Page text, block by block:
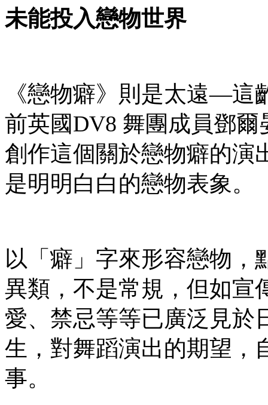
未能投入戀物世界
《戀物癖》則是太遠—這
前英國DV8 舞團成員鄧
創作這個關於戀物癖的
是明明白白的戀物表象。
以「癖」字來形容戀物，
異類，不是常規，但如宣
愛、禁忌等等已廣泛見於
生，對舞蹈演出的期望，
事。